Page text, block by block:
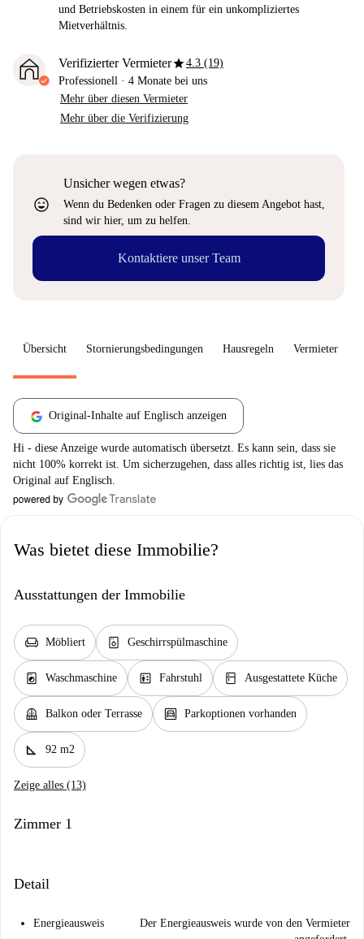
und Betriebskosten in einem für ein unkompliziertes
Mietverhältnis.
Verifizierter Vermieterstar4.3 (19)
Professionell · 4 Monate bei uns
Mehr über diesen Vermieter
Mehr über die Verifizierung
sentiment_very_satisfied
Unsicher wegen etwas?
Wenn du Bedenken oder Fragen zu diesem Angebot hast,
sind wir hier, um zu helfen.
Kontaktiere unser Team
Übersicht Stornierungsbedingungen Hausregeln Vermieter
Original-Inhalte auf Englisch anzeigen
Hi - diese Anzeige wurde automatisch übersetzt. Es kann sein, dass sie
nicht 100% korrekt ist. Um sicherzugehen, dass alles richtig ist, lies das
Original auf Englisch.
Was bietet diese Immobilie?
Ausstattungen der Immobilie
chair Möbliert dishwasher_gen Geschirrspülmaschine
local_laundry_service Waschmaschine elevator Fahrstuhl kitchen Ausgestattete Küche
balcony Balkon oder Terrasse garage Parkoptionen vorhanden
square_foot 92 m2
Zeige alles (13)
Zimmer 1
Detail
Energieausweis
Der Energieausweis wurde von den Vermieter